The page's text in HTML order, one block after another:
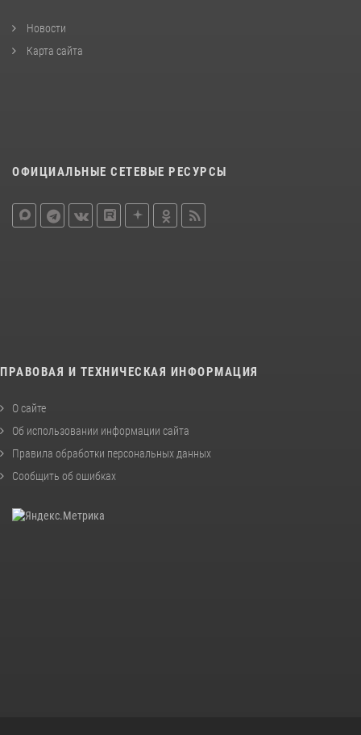
Новости
Карта сайта
ОФИЦИАЛЬНЫЕ СЕТЕВЫЕ РЕСУРСЫ
ПРАВОВАЯ И ТЕХНИЧЕСКАЯ ИНФОРМАЦИЯ
О сайте
Об использовании информации сайта
Правила обработки персональных данных
Сообщить об ошибках